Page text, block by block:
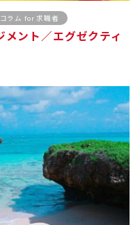
コラム for 求職者
ント／エグゼクティ